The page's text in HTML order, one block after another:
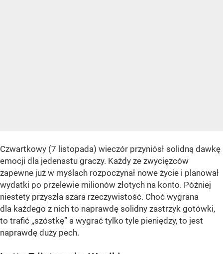
Czwartkowy (7 listopada) wieczór przyniósł solidną dawkę
emocji dla jedenastu graczy. Każdy ze zwycięzców
zapewne już w myślach rozpoczynał nowe życie i planował
wydatki po przelewie milionów złotych na konto. Później
niestety przyszła szara rzeczywistość. Choć wygrana
dla każdego z nich to naprawdę solidny zastrzyk gotówki,
to trafić „szóstkę” a wygrać tylko tyle pieniędzy, to jest
naprawdę duży pech.